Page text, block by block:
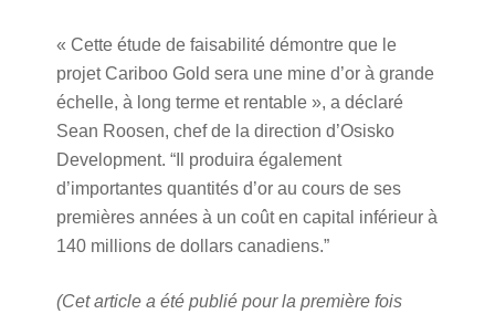
« Cette étude de faisabilité démontre que le
projet Cariboo Gold sera une mine d’or à grande
échelle, à long terme et rentable », a déclaré
Sean Roosen, chef de la direction d’Osisko
Development. “Il produira également
d’importantes quantités d’or au cours de ses
premières années à un coût en capital inférieur à
140 millions de dollars canadiens.”
(Cet article a été publié pour la première fois